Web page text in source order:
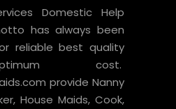
Domestic Help
has always been
reliable best quality
cost.
provide Nanny
House Maids, Cook,